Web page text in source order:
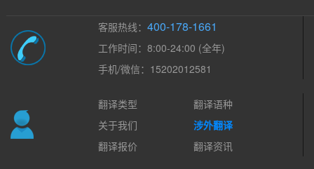
客服热线：400-178-1661
工作时间：8:00-24:00 (全年)
手机/微信：15202012581
翻译类型
翻译语种
关于我们
涉外翻译
翻译报价
翻译资讯